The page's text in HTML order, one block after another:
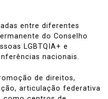
entre diferentes
do Conselho
LGBTQIA+ e
nacionais.
de direitos,
articulação federativa